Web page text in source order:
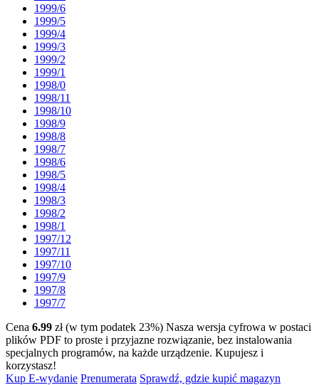
1999/6
1999/5
1999/4
1999/3
1999/2
1999/1
1998/0
1998/11
1998/10
1998/9
1998/8
1998/7
1998/6
1998/5
1998/4
1998/3
1998/2
1998/1
1997/12
1997/11
1997/10
1997/9
1997/8
1997/7
Cena 6.99 zł (w tym podatek 23%) Nasza wersja cyfrowa w postaci
plików PDF to proste i przyjazne rozwiązanie, bez instalowania
specjalnych programów, na każde urządzenie. Kupujesz i
korzystasz!
Kup E-wydanie Prenumerata Sprawdź, gdzie kupić magazyn